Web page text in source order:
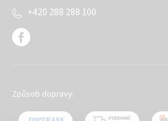
+420 288 288 100
Způsob dopravy: